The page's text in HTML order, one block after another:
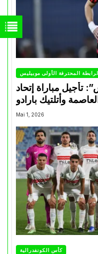
المحترفة الأولى موبيليس
تأجيل مباراة إتحاد
العاصمة وأتلتيك بارادو
Mai 1, 2026
كأس الكونفدرالية